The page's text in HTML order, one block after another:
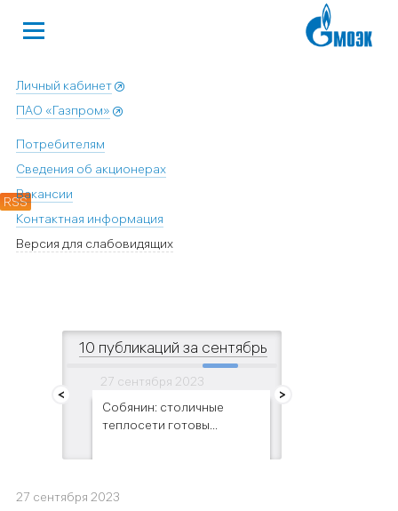
Личный кабинет
ПАО «Газпром»
Потребителям
Сведения об акционерах
Вакансии
Контактная информация
Версия для слабовидящих
RSS
10 публикаций за сентябрь
27 сентября 2023
Собянин: столичные
теплосети готовы...
27 сентября 2023